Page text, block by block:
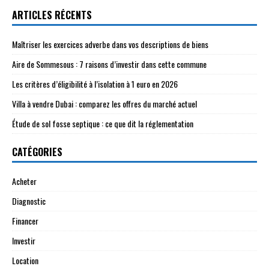
ARTICLES RÉCENTS
Maîtriser les exercices adverbe dans vos descriptions de biens
Aire de Sommesous : 7 raisons d’investir dans cette commune
Les critères d’éligibilité à l’isolation à 1 euro en 2026
Villa à vendre Dubai : comparez les offres du marché actuel
Étude de sol fosse septique : ce que dit la réglementation
CATÉGORIES
Acheter
Diagnostic
Financer
Investir
Location